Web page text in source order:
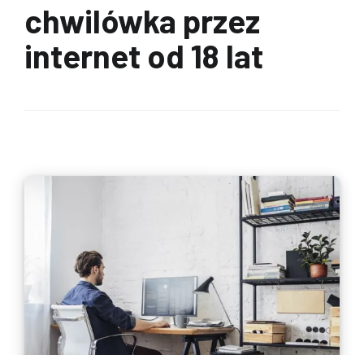
chwilówka przez
internet od 18 lat